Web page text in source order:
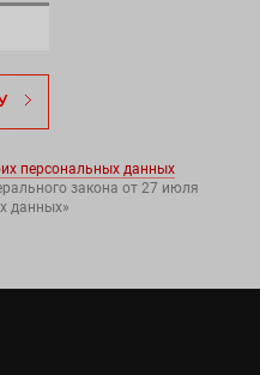
персональных данных
закона от 27 июля
данных»